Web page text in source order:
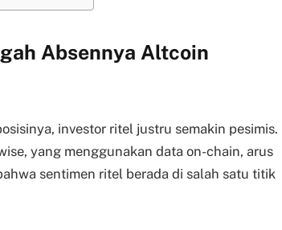
Absennya Altcoin
investor ritel justru semakin pesimis.
yang menggunakan data on-chain, arus
sentimen ritel berada di salah satu titik